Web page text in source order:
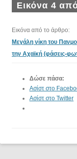
Εικόνα 4
Εικόνα από το άρθρο:
Μεγάλη νίκη του
την Αχαϊκή (φάσεις-
Δώσε πάσα:
Ασίστ στο
Ασίστ στο Twitter